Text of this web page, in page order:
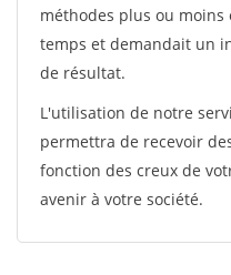
méthodes plus ou
temps et demandait un
de résultat.
L'utilisation de notre
permettra de recevoir
fonction des creux de
avenir à votre société.